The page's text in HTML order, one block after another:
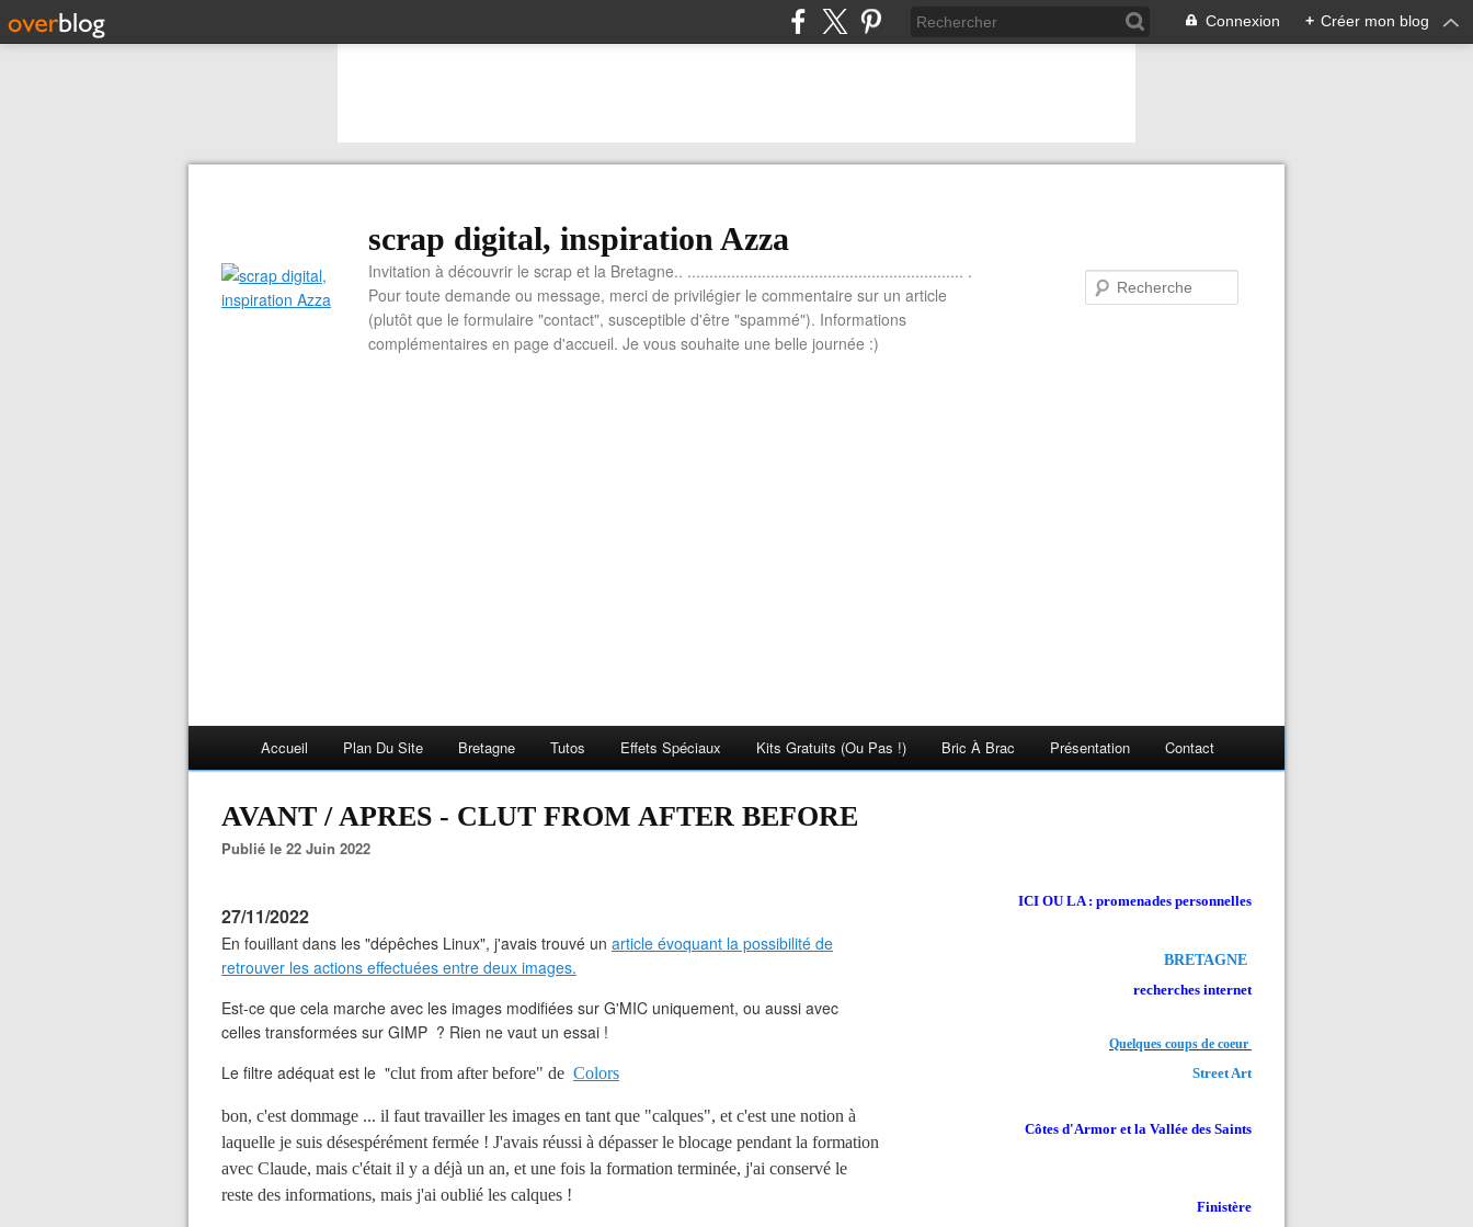
Connexion + Créer mon blog
scrap digital, inspiration Azza
Invitation à découvrir le scrap et la Bretagne.. ............................................................... .
Pour toute demande ou message, merci de privilégier le commentaire sur un article
(plutôt que le formulaire "contact", susceptible d'être "spammé"). Informations
complémentaires en page d'accueil. Je vous souhaite une belle journée :)
Accueil Plan Du Site Bretagne Tutos Effets Spéciaux Kits Gratuits (ou Pas !) Bric À Brac Présentation Contact
AVANT / APRES - CLUT FROM AFTER BEFORE
Publié le 22 Juin 2022
27/11/2022
En fouillant dans les "dépêches Linux", j'avais trouvé un article évoquant la possibilité de
retrouver les actions effectuées entre deux images.
Est-ce que cela marche avec les images modifiées sur G'MIC uniquement, ou aussi avec
celles transformées sur GIMP ? Rien ne vaut un essai !
Le filtre adéquat est le "clut from after before" de Colors
bon, c'est dommage ... il faut travailler les images en tant que "calques", et c'est une notion à
laquelle je suis désespérément fermée ! J'avais réussi à dépasser le blocage pendant la formation
avec Claude, mais c'était il y a déjà un an, et une fois la formation terminée, j'ai conservé le
reste des informations, mais j'ai oublié les calques !
ICI OU LA : promenades personnelles
BRETAGNE
recherches internet
Quelques coups de coeur
Street Art
Côtes d'Armor et la Vallée des Saints
Finistère